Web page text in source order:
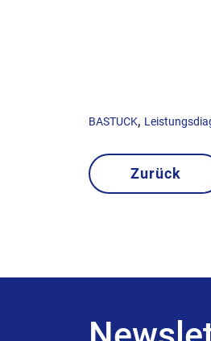
BASTUCK,
Zurück